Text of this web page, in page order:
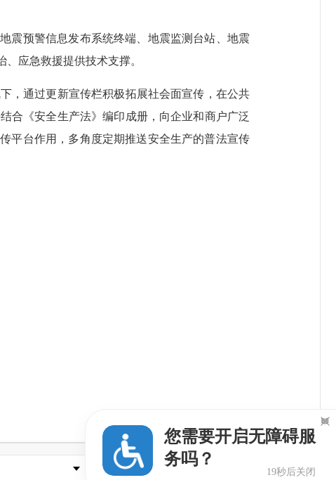
震预警信息发布系统终端、地震监测台站、地震
应急救援提供技术支撑。
，通过更新宣传栏积极拓展社会面宣传，在公共
合《安全生产法》编印成册，向企业和商户广泛
平台作用，多角度定期推送安全生产的普法宣传
县市区政府
您需要开启无障碍服
务吗？
18秒后关闭
